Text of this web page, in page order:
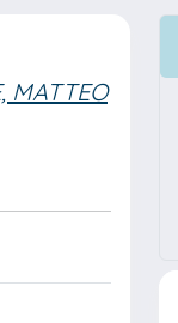
MATTEO